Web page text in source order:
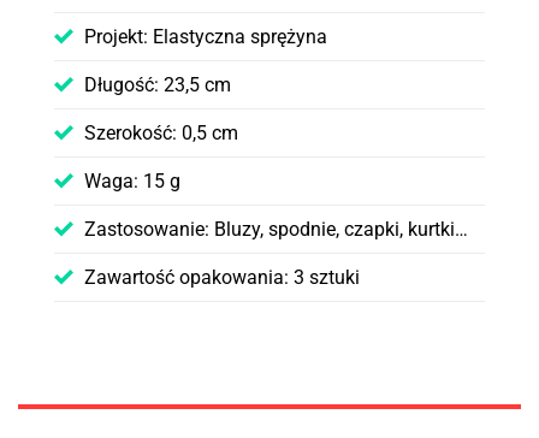
Projekt: Elastyczna sprężyna
Długość: 23,5 cm
Szerokość: 0,5 cm
Waga: 15 g
Zastosowanie: Bluzy, spodnie, czapki, kurtki…
Zawartość opakowania: 3 sztuki